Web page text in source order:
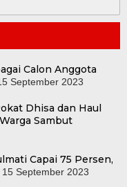
Calon Anggota
September 2023
Dhisa dan Haul
Sambut
Capai 75 Persen,
15 September 2023